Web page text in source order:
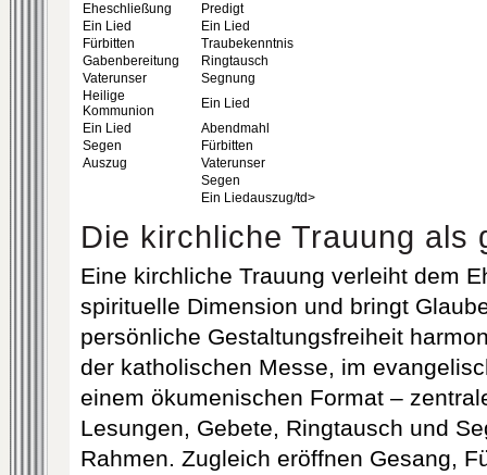
Eheschließung
Predigt
Ein Lied
Ein Lied
Fürbitten
Traubekenntnis
Gabenbereitung
Ringtausch
Vaterunser
Segnung
Heilige
Kommunion
Ein Lied
Ein Lied
Abendmahl
Segen
Fürbitten
Auszug
Vaterunser
Segen
Ein Liedauszug/td>
Die kirchliche Trauung als
Eine kirchliche Trauung verleiht dem
spirituelle Dimension und bringt
persönliche Gestaltungsfreiheit
der katholischen Messe, im
einem ökumenischen Format –
Lesungen, Gebete, Ringtausch und
Rahmen. Zugleich eröffnen Gesang,